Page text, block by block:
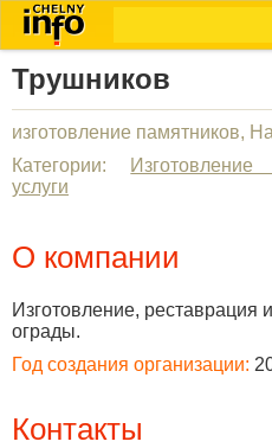
Трушников
изготовление памятников,
Категории: Изготовление
услуги
О компании
Изготовление, реставрация
ограды.
Год создания организации:
Контакты